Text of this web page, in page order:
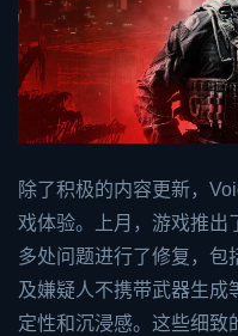
除了积极的内容更新，
戏体验。上月，游戏推出
多处问题进行了修复，包
及嫌疑人不携带武器生成
定性和沉浸感。这些细致